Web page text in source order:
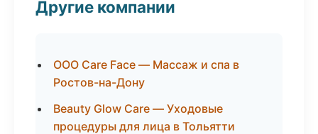
Другие компании
ООО Care Face — Массаж и спа в
Ростов-на-Дону
Beauty Glow Care — Уходовые
процедуры для лица в Тольятти